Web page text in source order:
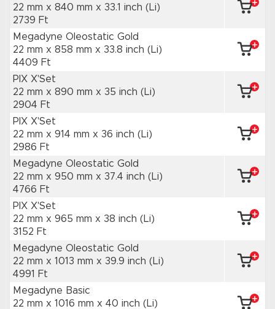
22 mm x 840 mm x 33.1 inch (Li)
2739 Ft
Megadyne Oleostatic Gold
22 mm x 858 mm x 33.8 inch (Li)
4409 Ft
PIX X'Set
22 mm x 890 mm x 35 inch (Li)
2904 Ft
PIX X'Set
22 mm x 914 mm x 36 inch (Li)
2986 Ft
Megadyne Oleostatic Gold
22 mm x 950 mm x 37.4 inch (Li)
4766 Ft
PIX X'Set
22 mm x 965 mm x 38 inch (Li)
3152 Ft
Megadyne Oleostatic Gold
22 mm x 1013 mm x 39.9 inch (Li)
4991 Ft
Megadyne Basic
22 mm x 1016 mm x 40 inch (Li)